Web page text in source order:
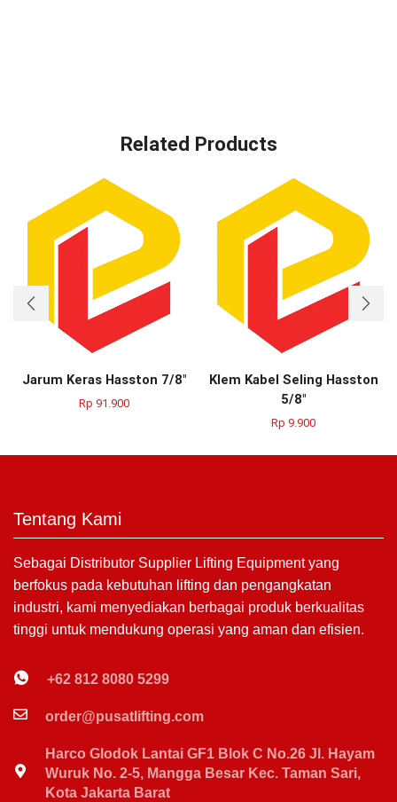
Related Products
Jarum Keras Hasston 7/8″
Rp 91.900
Klem Kabel Seling Hasston
5/8″
Rp 9.900
Tentang Kami
Sebagai Distributor Supplier Lifting Equipment yang
berfokus pada kebutuhan lifting dan pengangkatan
industri, kami menyediakan berbagai produk berkualitas
tinggi untuk mendukung operasi yang aman dan efisien.
+62 812 8080 5299
order@pusatlifting.com
Harco Glodok Lantai GF1 Blok C No.26 Jl. Hayam
Wuruk No. 2-5, Mangga Besar Kec. Taman Sari,
Kota Jakarta Barat